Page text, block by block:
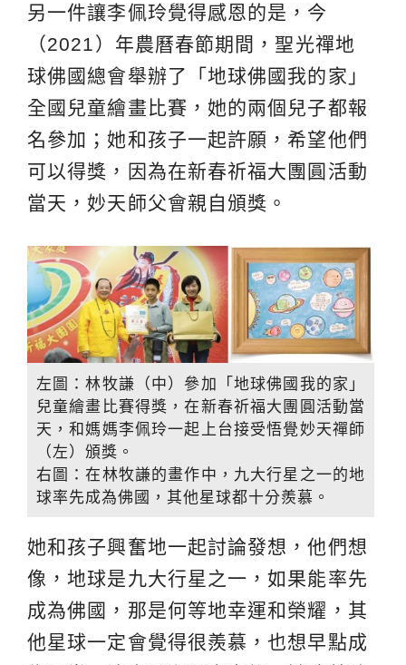
另一件讓李佩玲覺得感恩的是，今
（2021）年農曆春節期間，聖光禪地
球佛國總會舉辦了「地球佛國我的家」
全國兒童繪畫比賽，她的兩個兒子都報
名參加；她和孩子一起許願，希望他們
可以得獎，因為在新春祈福大團圓活動
當天，妙天師父會親自頒獎。
左圖：林牧謙（中）參加「地球佛國我的家」
兒童繪畫比賽得獎，在新春祈福大團圓活動當
天，和媽媽李佩玲一起上台接受悟覺妙天禪師
（左）頒獎。
右圖：在林牧謙的畫作中，九大行星之一的地
球率先成為佛國，其他星球都十分羨慕。
她和孩子興奮地一起討論發想，他們想
像，地球是九大行星之一，如果能率先
成為佛國，那是何等地幸運和榮耀，其
他星球一定會覺得很羨慕，也想早點成